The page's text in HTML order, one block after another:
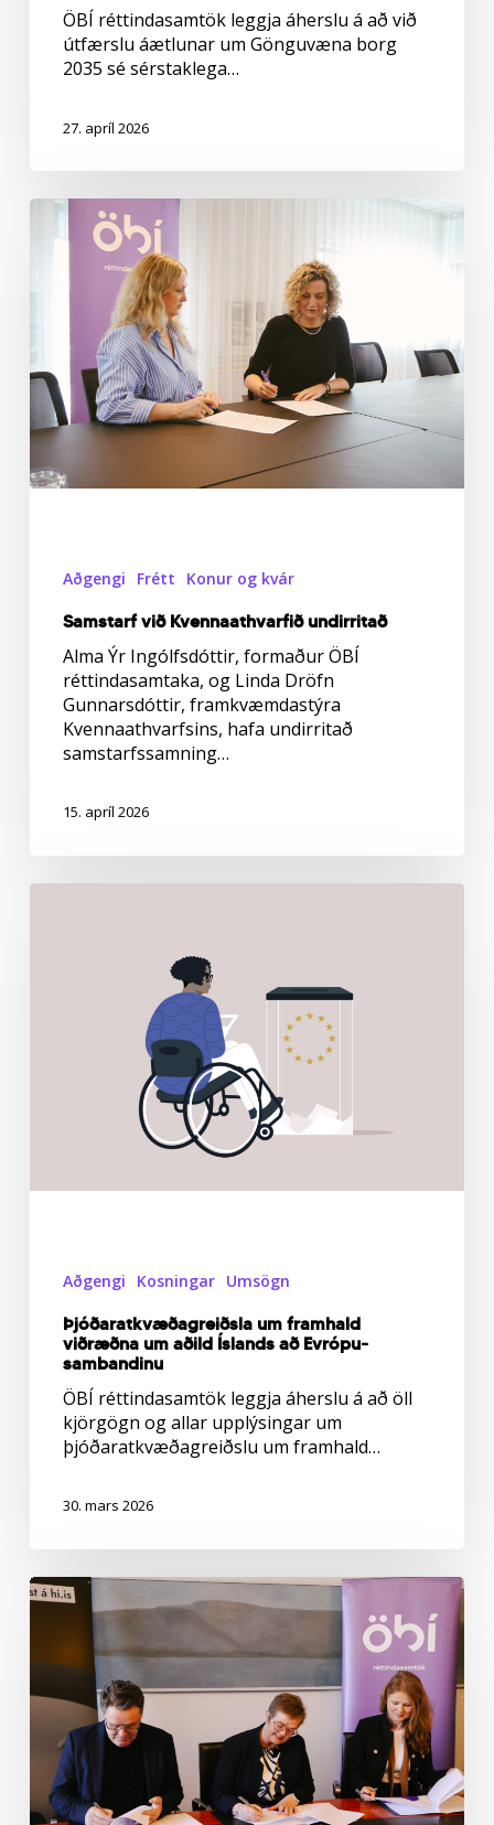
ÖBÍ réttindasamtök leggja áherslu á að við
útfærslu áætlunar um Gönguvæna borg
2035 sé sérstaklega…
27. apríl 2026
Samstarf
Kvennaathvarfið
Aðgengi Frétt Konur og kvár
Samstarf við Kvennaathvarfið undirritað
Alma Ýr Ingólfsdóttir, formaður ÖBÍ
réttindasamtaka, og Linda Dröfn
Gunnarsdóttir, framkvæmdastýra
Kvennaathvarfsins, hafa undirritað
samstarfssamning…
15. apríl 2026
Þjóðaratkvæðagreiðsla
Aðgengi Kosningar Umsögn
Þjóðaratkvæðagreiðsla um framhald
viðræðna um aðild Íslands að Evrópu­
sambandinu
ÖBÍ réttindasamtök leggja áherslu á að öll
kjörgögn og allar upplýsingar um
þjóðaratkvæðagreiðslu um framhald…
30. mars 2026
Samstarf
efla
hvetja
nýsköpunar